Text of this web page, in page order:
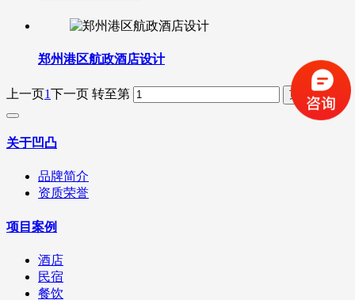
郑州港区航政酒店设计
上一页1下一页 转至第
关于凹凸
品牌简介
资质荣誉
项目案例
酒店
民宿
餐饮